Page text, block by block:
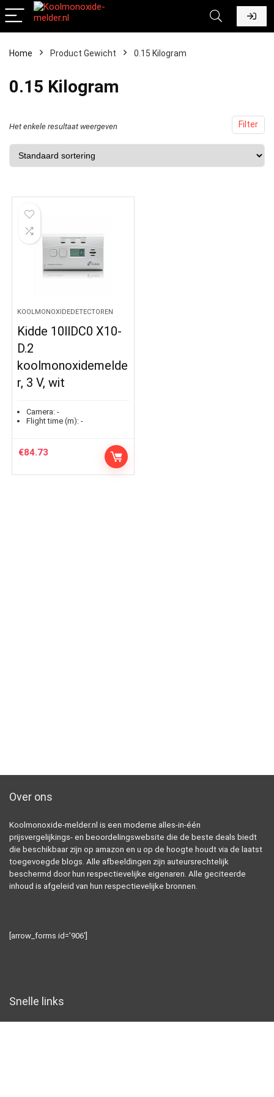
Home Product Gewicht ‎0.15 Kilogram
‎0.15 Kilogram
Filter
Het enkele resultaat weergeven
KOOLMONOXIDEDETECTOREN
Kidde 10llDC0 X10-
D.2
koolmonoxidemelde
r, 3 V, wit
Camera: -
Flight time (m): -
€84.73
Over ons
Koolmonoxide-melder.nl is een moderne alles-in-één
prijsvergelijkings- en beoordelingswebsite die de beste deals biedt
die beschikbaar zijn op amazon en u op de hoogte houdt via de laatst
toegevoegde blogs. Alle afbeeldingen zijn auteursrechtelijk
beschermd door hun respectievelijke eigenaren. Alle geciteerde
inhoud is afgeleid van hun respectievelijke bronnen.
[arrow_forms id=’906′]
Snelle links